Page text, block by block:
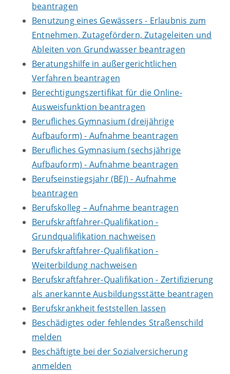
beantragen
Benutzung eines Gewässers - Erlaubnis zum
Entnehmen, Zutagefördern, Zutageleiten und
Ableiten von Grundwasser beantragen
Beratungshilfe in außergerichtlichen
Verfahren beantragen
Berechtigungszertifikat für die Online-
Ausweisfunktion beantragen
Berufliches Gymnasium (dreijährige
Aufbauform) - Aufnahme beantragen
Berufliches Gymnasium (sechsjährige
Aufbauform) - Aufnahme beantragen
Berufseinstiegsjahr (BEJ) - Aufnahme
beantragen
Berufskolleg – Aufnahme beantragen
Berufskraftfahrer-Qualifikation -
Grundqualifikation nachweisen
Berufskraftfahrer-Qualifikation -
Weiterbildung nachweisen
Berufskraftfahrer-Qualifikation - Zertifizierung
als anerkannte Ausbildungsstätte beantragen
Berufskrankheit feststellen lassen
Beschädigtes oder fehlendes Straßenschild
melden
Beschäftigte bei der Sozialversicherung
anmelden